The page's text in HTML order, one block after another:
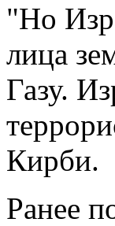
"Но
лица
Газу.
Кирби.
Ранее